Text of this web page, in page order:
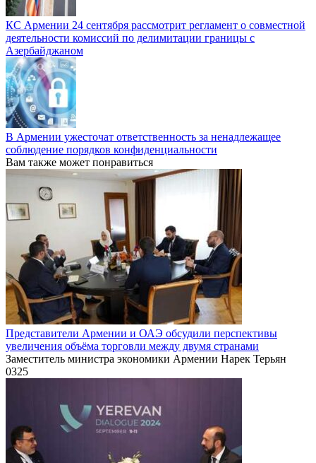
КС Армении 24 сентября рассмотрит регламент о совместной
деятельности комиссий по делимитации границы с
Азербайджаном
В Армении ужесточат ответственность за ненадлежащее
соблюдение порядков конфиденциальности
Вам также может понравиться
Представители Армении и ОАЭ обсудили перспективы
увеличения объёма торговли между двумя странами
Заместитель министра экономики Армении Нарек Терьян
0325